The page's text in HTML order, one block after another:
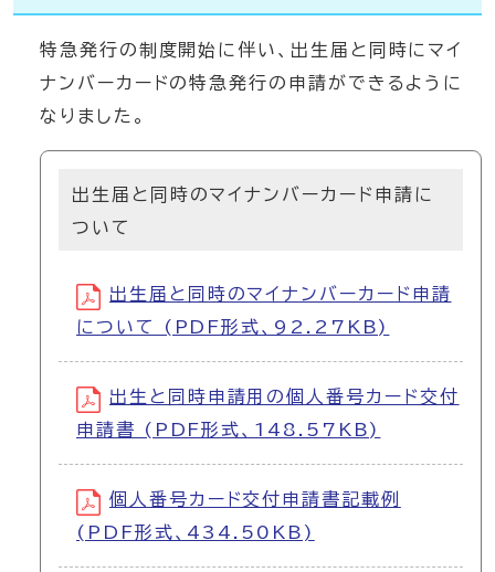
特急発行の制度開始に伴い、出生届と同時にマイ
ナンバーカードの特急発行の申請ができるように
なりました。
出生届と同時のマイナンバーカード申請に
ついて
出生届と同時のマイナンバーカード申請
について (PDF形式、92.27KB)
出生と同時申請用の個人番号カード交付
申請書 (PDF形式、148.57KB)
個人番号カード交付申請書記載例
(PDF形式、434.50KB)